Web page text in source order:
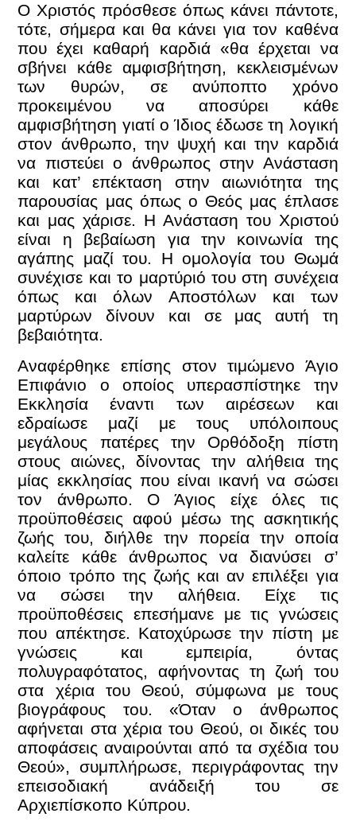
Ο Χριστός πρόσθεσε όπως κάνει πάντοτε,
τότε, σήμερα και θα κάνει για τον καθένα
που έχει καθαρή καρδιά «θα έρχεται να
σβήνει κάθε αμφισβήτηση, κεκλεισμένων
των θυρών, σε ανύποπτο χρόνο
προκειμένου να αποσύρει κάθε
αμφισβήτηση γιατί ο Ίδιος έδωσε τη λογική
στον άνθρωπο, την ψυχή και την καρδιά
να πιστεύει ο άνθρωπος στην Ανάσταση
και κατ’ επέκταση στην αιωνιότητα της
παρουσίας μας όπως ο Θεός μας έπλασε
και μας χάρισε. Η Ανάσταση του Χριστού
είναι η βεβαίωση για την κοινωνία της
αγάπης μαζί του. Η ομολογία του Θωμά
συνέχισε και το μαρτύριό του στη συνέχεια
όπως και όλων Αποστόλων και των
μαρτύρων δίνουν και σε μας αυτή τη
βεβαιότητα.
Αναφέρθηκε επίσης στον τιμώμενο Άγιο
Επιφάνιο ο οποίος υπερασπίστηκε την
Εκκλησία έναντι των αιρέσεων και
εδραίωσε μαζί με τους υπόλοιπους
μεγάλους πατέρες την Ορθόδοξη πίστη
στους αιώνες, δίνοντας την αλήθεια της
μίας εκκλησίας που είναι ικανή να σώσει
τον άνθρωπο. Ο Άγιος είχε όλες τις
προϋποθέσεις αφού μέσω της ασκητικής
ζωής του, διήλθε την πορεία την οποία
καλείτε κάθε άνθρωπος να διανύσει σ’
όποιο τρόπο της ζωής και αν επιλέξει για
να σώσει την αλήθεια. Είχε τις
προϋποθέσεις επεσήμανε με τις γνώσεις
που απέκτησε. Κατοχύρωσε την πίστη με
γνώσεις και εμπειρία, όντας
πολυγραφότατος, αφήνοντας τη ζωή του
στα χέρια του Θεού, σύμφωνα με τους
βιογράφους του. «Όταν ο άνθρωπος
αφήνεται στα χέρια του Θεού, οι δικές του
αποφάσεις αναιρούνται από τα σχέδια του
Θεού», συμπλήρωσε, περιγράφοντας την
επεισοδιακή ανάδειξή του σε
Αρχιεπίσκοπο Κύπρου.